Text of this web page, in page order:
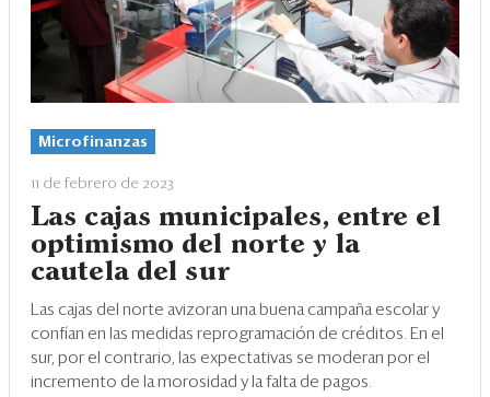
Microfinanzas
11 de febrero de 2023
Las cajas municipales, entre el
optimismo del norte y la
cautela del sur
Las cajas del norte avizoran una buena campaña escolar y
confían en las medidas reprogramación de créditos. En el
sur, por el contrario, las expectativas se moderan por el
incremento de la morosidad y la falta de pagos.